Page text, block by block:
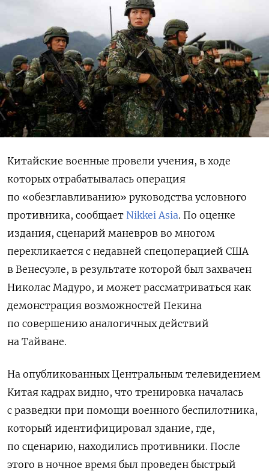
Китайские военные провели учения, в ходе
которых отрабатывалась операция
по «обезглавливанию» руководства условного
противника, сообщает Nikkei Asia. По оценке
издания, сценарий маневров во многом
перекликается с недавней спецоперацией США
в Венесуэле, в результате которой был захвачен
Николас Мадуро, и может рассматриваться как
демонстрация возможностей Пекина
по совершению аналогичных действий
на Тайване.
На опубликованных Центральным телевидением
Китая кадрах видно, что тренировка началась
с разведки при помощи военного беспилотника,
который идентифицировал здание, где,
по сценарию, находились противники. После
этого в ночное время был проведен быстрый